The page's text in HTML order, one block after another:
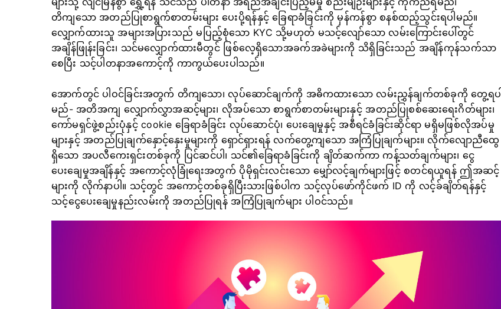
တိကျသော အတည်ပြုစာရွက်စာတမ်းများ ပေးပို့ရန်နှင့် ခြေရာခံခြင်းကို မှန်ကန်စွာ စနစ်ထည့်သွင်းရပါမည်။
လျှောက်ထားသူ အများအပြားသည် မပြည့်စုံသော KYC သို့မဟုတ် မသင့်လျော်သော လမ်းကြောင်းပေါ်တွင်
အချိန်ဖြုန်းခြင်း၊ သင်မလျှောက်ထားမီတွင် ဖြစ်လေ့ရှိသောအခက်အခဲများကို သိရှိခြင်းသည် အချိန်ကုန်သက်သာ
စေပြီး သင့်ပါတနာအကောင့်ကို ကာကွယ်ပေးပါသည်။
အောက်တွင် ပါဝင်ခြင်းအတွက် တိကျသော၊ လုပ်ဆောင်ချက်ကို အဓိကထားသော လမ်းညွှန်ချက်တစ်ခုကို တွေ့ရပါ
မည်- အတိအကျ လျှောက်လွှာအဆင့်များ၊ လိုအပ်သော စာရွက်စာတမ်းများနှင့် အတည်ပြုစစ်ဆေးရေးဂိတ်များ၊
ကော်မရှင်ဖွဲ့စည်းပုံနှင့် cookie ခြေရာခံခြင်း လုပ်ဆောင်ပုံ၊ ပေးချေမှုနှင့် အစီရင်ခံခြင်းဆိုင်ရာ မရှိမဖြစ်လိုအပ်မှု
များနှင့် အတည်ပြုချက်နှောင့်နှေးမှုများကို ရှောင်ရှားရန် လက်တွေ့ကျသော အကြံပြုချက်များ။ လိုက်လျောညီထွေ
ရှိသော အပလီကေးရှင်းတစ်ခုကို ပြင်ဆင်ပါ၊ သင်၏ခြေရာခံခြင်းကို ချိတ်ဆက်ကာ ကန့်သတ်ချက်များ၊ ငွေ
ပေးချေမှုအချိန်နှင့် အကောင့်လုံခြုံရေးအတွက် ပိုမိုရှင်းလင်းသော မျှော်လင့်ချက်များဖြင့် စတင်ရယူရန် ဤအဆင့်
များကို လိုက်နာပါ။ သင့်တွင် အကောင့်တစ်ခုရှိပြီးသားဖြစ်ပါက သင့်လုပ်ဖော်ကိုင်ဖက် ID ကို လင့်ခ်ချိတ်ရန်နှင့်
သင့်ငွေပေးချေမှုနည်းလမ်းကို အတည်ပြုရန် အကြံပြုချက်များ ပါဝင်သည်။